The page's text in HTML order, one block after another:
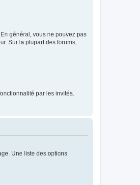
général, vous ne pouvez pas
Sur la plupart des forums,
par les invités.
Une liste des options